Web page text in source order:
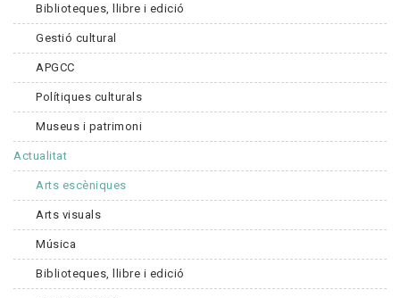
Biblioteques, llibre i edició
Gestió cultural
APGCC
Polítiques culturals
Museus i patrimoni
Actualitat
Arts escèniques
Arts visuals
Música
Biblioteques, llibre i edició